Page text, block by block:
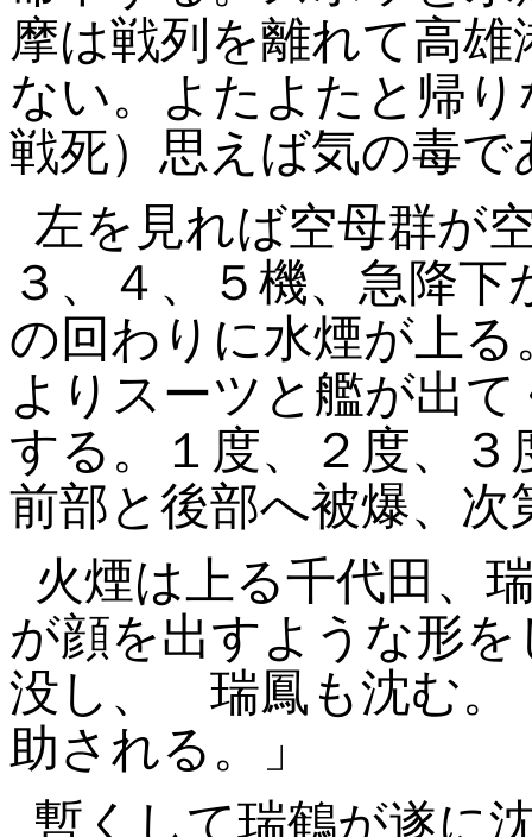
摩は戦列を離れて高
ない。よたよたと帰
戦死）思えば気の毒で
左を見れば空母群が
３、４、５機、急降
の回わりに水煙が上
よりスーツと艦が出
する。１度、２度、
前部と後部へ被爆、
火煙は上る千代田、
が顔を出すような形
没し、
瑞鳳も沈む。
助される。」
暫くして瑞鶴が遂に